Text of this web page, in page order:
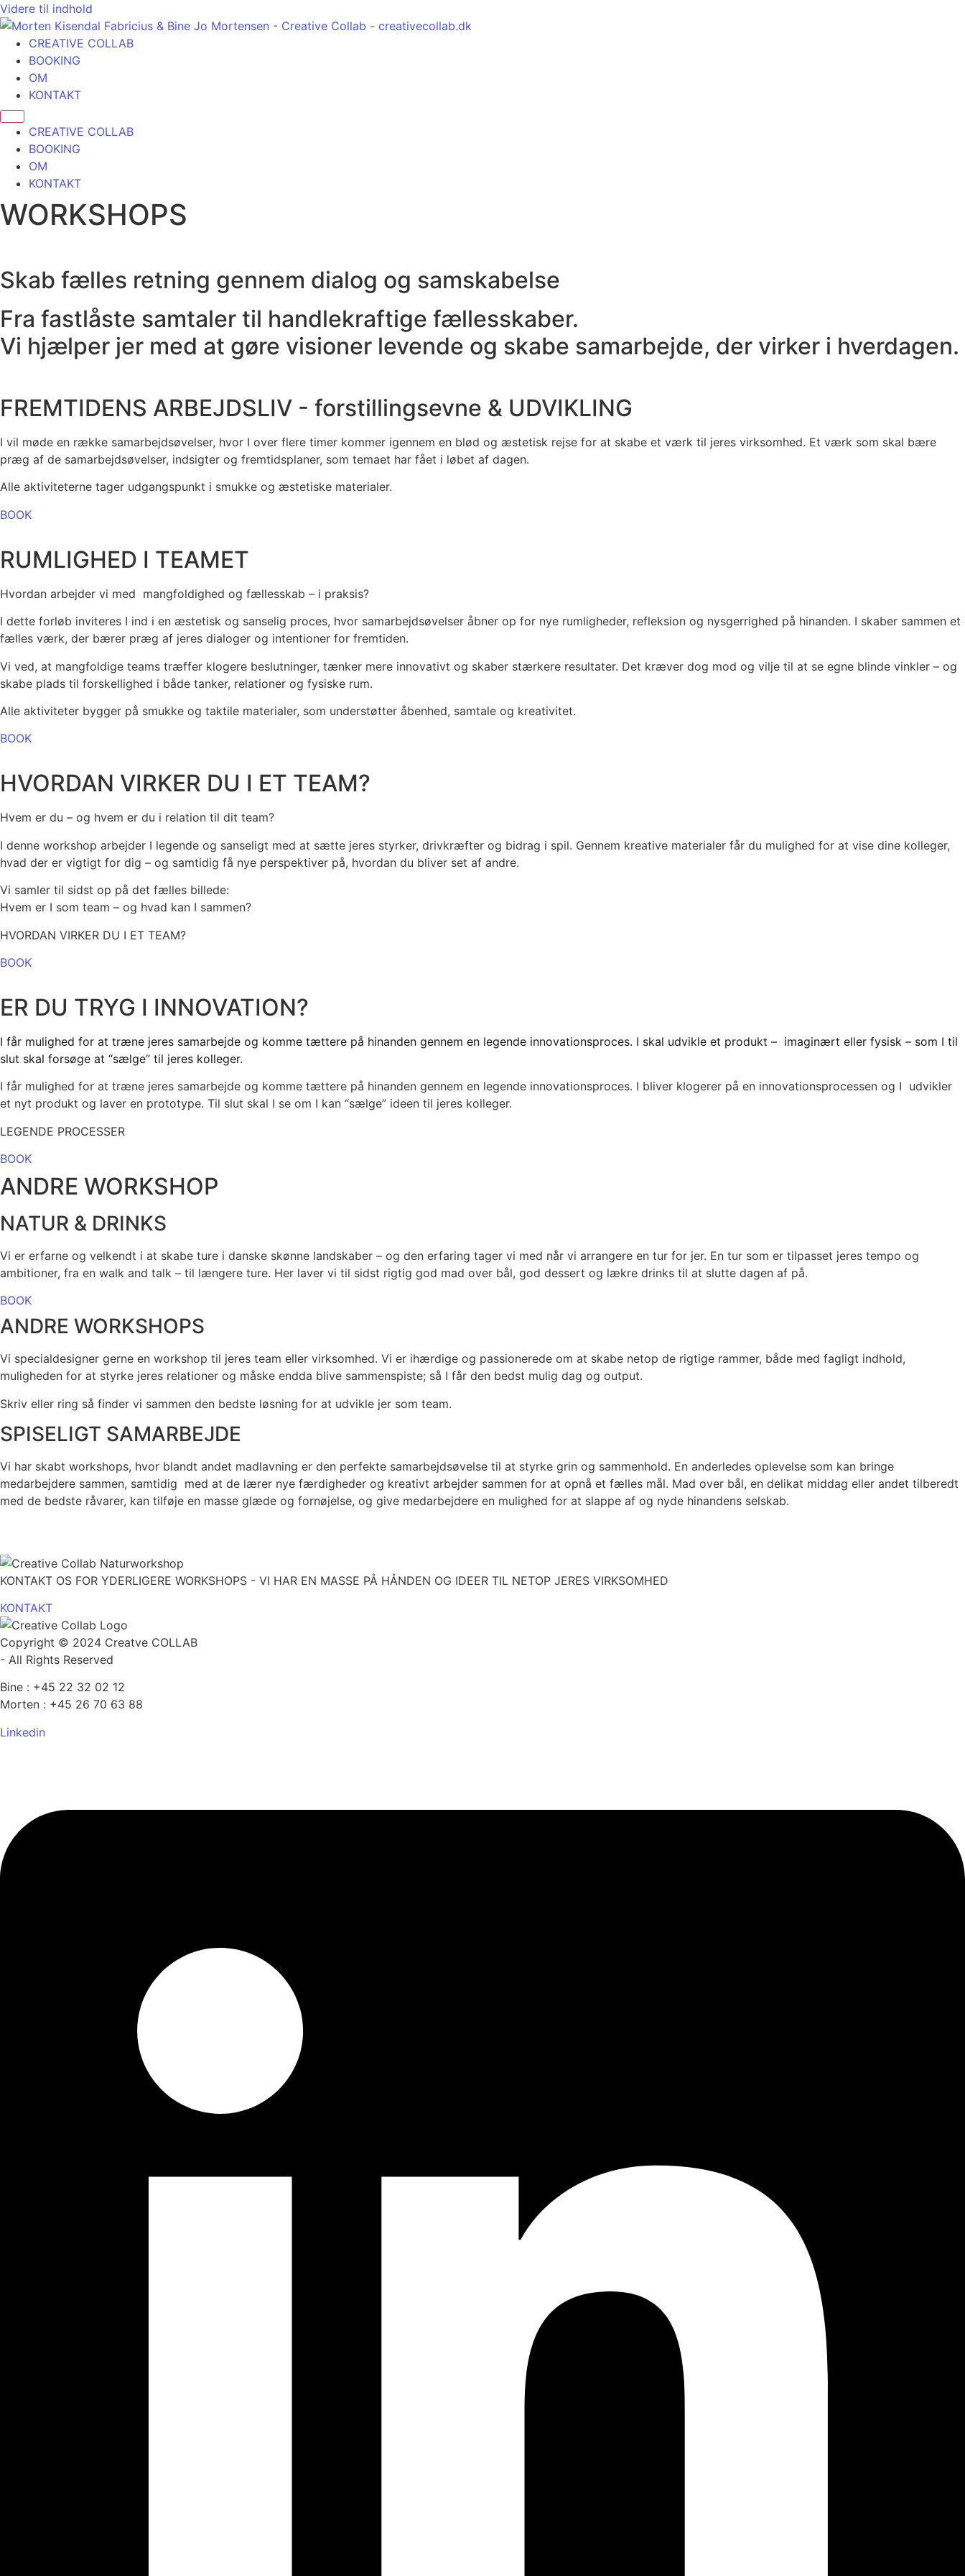
Videre til indhold
CREATIVE COLLAB
BOOKING
OM
KONTAKT
CREATIVE COLLAB
BOOKING
OM
KONTAKT
WORKSHOPS
Skab fælles retning gennem dialog og samskabelse
Fra fastlåste samtaler til handlekraftige fællesskaber.
Vi hjælper jer med at gøre visioner levende og skabe samarbejde, der virker i hverdagen.
FREMTIDENS ARBEJDSLIV - forstillingsevne & UDVIKLING
I vil møde en række samarbejdsøvelser, hvor I over flere timer kommer igennem en blød og æstetisk rejse for at skabe et værk til jeres virksomhed. Et værk som skal bære
præg af de samarbejdsøvelser, indsigter og fremtidsplaner, som temaet har fået i løbet af dagen.
Alle aktiviteterne tager udgangspunkt i smukke og æstetiske materialer.
BOOK
RUMLIGHED I TEAMET
Hvordan arbejder vi med mangfoldighed og fællesskab – i praksis?
I dette forløb inviteres I ind i en æstetisk og sanselig proces, hvor samarbejdsøvelser åbner op for nye rumligheder, refleksion og nysgerrighed på hinanden. I skaber sammen et
fælles værk, der bærer præg af jeres dialoger og intentioner for fremtiden.
Vi ved, at mangfoldige teams træffer klogere beslutninger, tænker mere innovativt og skaber stærkere resultater. Det kræver dog mod og vilje til at se egne blinde vinkler – og
skabe plads til forskellighed i både tanker, relationer og fysiske rum.
Alle aktiviteter bygger på smukke og taktile materialer, som understøtter åbenhed, samtale og kreativitet.
BOOK
HVORDAN VIRKER DU I ET TEAM? ​
Hvem er du – og hvem er du i relation til dit team?
I denne workshop arbejder I legende og sanseligt med at sætte jeres styrker, drivkræfter og bidrag i spil. Gennem kreative materialer får du mulighed for at vise dine kolleger,
hvad der er vigtigt for dig – og samtidig få nye perspektiver på, hvordan du bliver set af andre.
Vi samler til sidst op på det fælles billede:
Hvem er I som team – og hvad kan I sammen?
HVORDAN VIRKER DU I ET TEAM?
BOOK
ER DU TRYG I INNOVATION?
I får mulighed for at træne jeres samarbejde og komme tættere på hinanden gennem en legende innovationsproces. I skal udvikle et produkt – imaginært eller fysisk – som I til
slut skal forsøge at “sælge” til jeres kolleger.
I får mulighed for at træne jeres samarbejde og komme tættere på hinanden gennem en legende innovationsproces. I bliver klogerer på en innovationsprocessen og I udvikler
et nyt produkt og laver en prototype. Til slut skal I se om I kan “sælge” ideen til jeres kolleger.
LEGENDE PROCESSER
BOOK
ANDRE WORKSHOP
NATUR & DRINKS
Vi er erfarne og velkendt i at skabe ture i danske skønne landskaber – og den erfaring tager vi med når vi arrangere en tur for jer. En tur som er tilpasset jeres tempo og
ambitioner, fra en walk and talk – til længere ture. Her laver vi til sidst rigtig god mad over bål, god dessert og lækre drinks til at slutte dagen af på.
BOOK
ANDRE WORKSHOPS
Vi specialdesigner gerne en workshop til jeres team eller virksomhed. Vi er ihærdige og passionerede om at skabe netop de rigtige rammer, både med fagligt indhold,
muligheden for at styrke jeres relationer og måske endda blive sammenspiste; så I får den bedst mulig dag og output.
Skriv eller ring så finder vi sammen den bedste løsning for at udvikle jer som team.
SPISELIGT SAMARBEJDE
Vi har skabt workshops, hvor blandt andet madlavning er den perfekte samarbejdsøvelse til at styrke grin og sammenhold. En anderledes oplevelse som kan bringe
medarbejdere sammen, samtidig med at de lærer nye færdigheder og kreativt arbejder sammen for at opnå et fælles mål. Mad over bål, en delikat middag eller andet tilberedt
med de bedste råvarer, kan tilføje en masse glæde og fornøjelse, og give medarbejdere en mulighed for at slappe af og nyde hinandens selskab.
KONTAKT OS FOR YDERLIGERE WORKSHOPS - VI HAR EN MASSE PÅ HÅNDEN OG IDEER TIL NETOP JERES VIRKSOMHED
KONTAKT
Copyright © 2024 Creatve COLLAB
- All Rights Reserved
Bine : +45 22 32 02 12
Morten : +45 26 70 63 88
Linkedin